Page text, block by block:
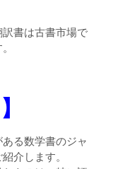
書は古書市場で
る数学書のジャ
介します。